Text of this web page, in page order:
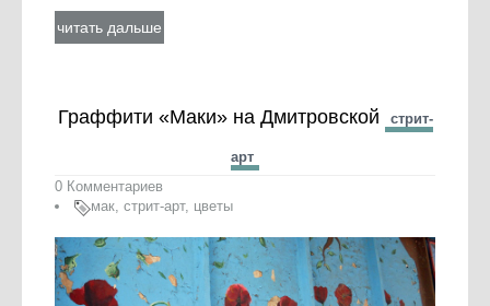
читать дальше
Граффити «Маки» на Дмитровской стрит-
арт
0 Комментариев
мак, стрит-арт, цветы